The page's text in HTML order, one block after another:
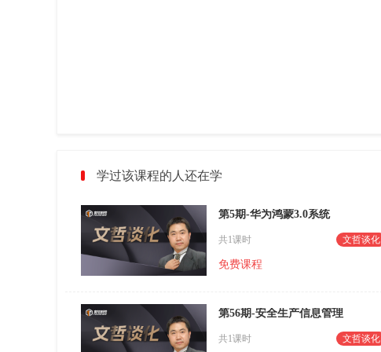
学过该课程的人还在学
第5期-华为鸿蒙3.0系统
文哲谈化
共1课时
免费课程
第56期-安全生产信息管理
文哲谈化
共1课时